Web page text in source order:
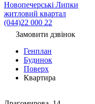
Новопечерські Липки
житловий квартал
(044)22 000 22
Замовити дзвінок
Генплан
Будинок
Поверх
Квартира